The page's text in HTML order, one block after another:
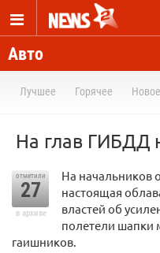
Авто
Лучшее Горячее Новое
На глав ГИБДД
отметили
27
в архиве
На начальников
настоящая
властей об
полетели шапки
гаишников.